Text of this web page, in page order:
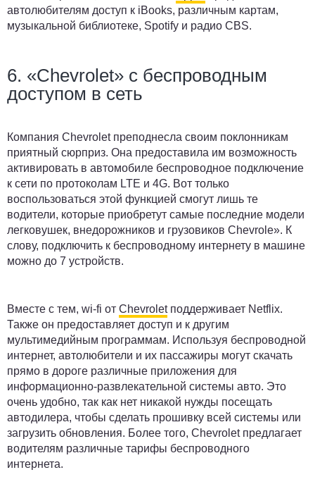
автолюбителям доступ к iBooks, различным картам,
музыкальной библиотеке, Spotify и радио CBS.
6. «Chevrolet» с беспроводным
доступом в сеть
Компания Chevrolet преподнесла своим поклонникам
приятный сюрприз. Она предоставила им возможность
активировать в автомобиле беспроводное подключение
к сети по протоколам LTE и 4G. Вот только
воспользоваться этой функцией смогут лишь те
водители, которые приобретут самые последние модели
легковушек, внедорожников и грузовиков Chevrole». К
слову, подключить к беспроводному интернету в машине
можно до 7 устройств.
Вместе с тем, wi-fi от Chevroletподдерживает Netflix.
Также он предоставляет доступ и к другим
мультимедийным программам. Используя беспроводной
интернет, автолюбители и их пассажиры могут скачать
прямо в дороге различные приложения для
информационно-развлекательной системы авто. Это
очень удобно, так как нет никакой нужды посещать
автодилера, чтобы сделать прошивку всей системы или
загрузить обновления. Более того, Chevrolet предлагает
водителям различные тарифы беспроводного
интернета.